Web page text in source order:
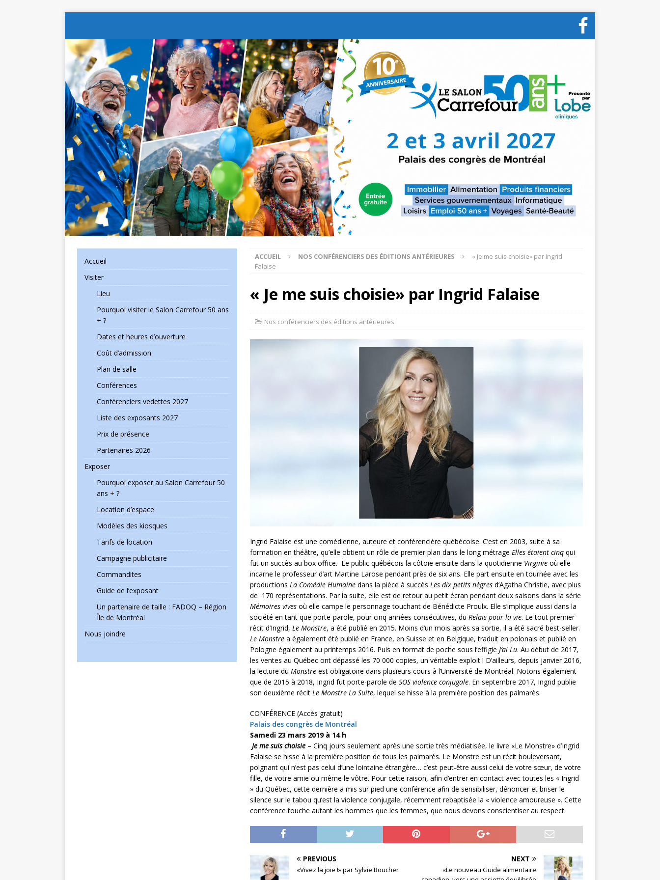
ACCUEIL NOS CONFÉRENCIERS DES ÉDITIONS ANTÉRIEURES
« Je me suis choisie» par Ingrid
Falaise
« Je me suis choisie» par Ingrid Falaise
Nos conférenciers des éditions antérieures
Ingrid Falaise est une comédienne, auteure et conférencière québécoise. C’est en 2003, suite à sa
formation en théâtre, qu’elle obtient un rôle de premier plan dans le long métrage Elles étaient cinqqui
fut un succès au box office. Le public québécois la côtoie ensuite dans la quotidienne Virginie où elle
incarne le professeur d’art Martine Larose pendant près de six ans. Elle part ensuite en tournée avec les
productions La Comédie Humainedans la pièce à succès Les dix petits nègresd’Agatha Christie, avec plus
de 170 représentations. Par la suite, elle est de retour au petit écran pendant deux saisons dans la série
Mémoires vivesoù elle campe le personnage touchant de Bénédicte Proulx. Elle s’implique aussi dans la
société en tant que porte-parole, pour cinq années consécutives, du Relais pour la vie. Le tout premier
récit d’Ingrid, Le Monstre, a été publié en 2015. Moins d’un mois après sa sortie, il a été sacré best-seller.
Le Monstrea également été publié en France, en Suisse et en Belgique, traduit en polonais et publié en
Pologne également au printemps 2016. Puis en format de poche sous l’effigie J’ai Lu. Au début de 2017,
les ventes au Québec ont dépassé les 70 000 copies, un véritable exploit ! D’ailleurs, depuis janvier 2016,
la lecture du Monstreest obligatoire dans plusieurs cours à l’Université de Montréal. Notons également
que de 2015 à 2018, Ingrid fut porte-parole de SOS violence conjugale. En septembre 2017, Ingrid publie
son deuxième récit Le Monstre La Suite, lequel se hisse à la première position des palmarès.
CONFÉRENCE (Accès gratuit)
Palais des congrès de Montréal
Samedi 23 mars 2019 à 14 h
Je me suis choisie– Cinq jours seulement après une sortie très médiatisée, le livre «Le Monstre» d’Ingrid
Falaise se hisse à la première position de tous les palmarès. Le Monstre est un récit bouleversant,
poignant qui n’est pas celui d’une lointaine étrangère… c’est peut-être aussi celui de votre sœur, de votre
fille, de votre amie ou même le vôtre. Pour cette raison, afin d’entrer en contact avec toutes les « Ingrid
» du Québec, cette dernière a mis sur pied une conférence afin de sensibiliser, dénoncer et briser le
silence sur le tabou qu’est la violence conjugale, récemment rebaptisée la « violence amoureuse ». Cette
conférence touche autant les hommes que les femmes, que nous devons conscientiser au respect.
PREVIOUS
«Vivez la joie !» par Sylvie Boucher
NEXT
«Le nouveau Guide alimentaire
Accueil
Visiter
Lieu
Pourquoi visiter le Salon Carrefour 50 ans
+ ?
Dates et heures d’ouverture
Coût d’admission
Plan de salle
Conférences
Conférenciers vedettes 2027
Liste des exposants 2027
Prix de présence
Partenaires 2026
Exposer
Pourquoi exposer au Salon Carrefour 50
ans + ?
Location d’espace
Modèles des kiosques
Tarifs de location
Campagne publicitaire
Commandites
Guide de l’exposant
Un partenaire de taille : FADOQ – Région
Île de Montréal
Nous joindre